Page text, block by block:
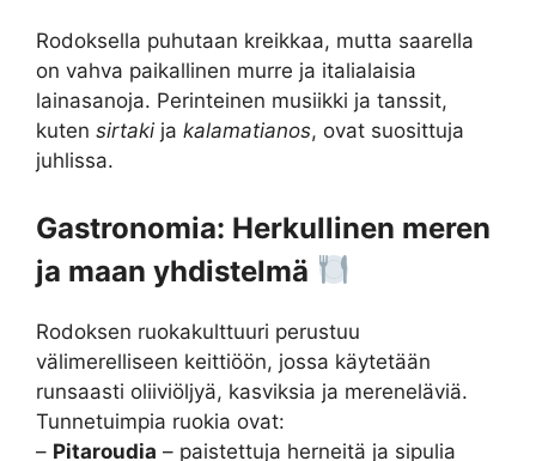
Rodoksella puhutaan kreikkaa, mutta saarella
on vahva paikallinen murre ja italialaisia
lainasanoja. Perinteinen musiikki ja tanssit,
kuten sirtaki ja kalamatianos, ovat suosittuja
juhlissa.
Gastronomia: Herkullinen meren
ja maan yhdistelmä
Rodoksen ruokakulttuuri perustuu
välimerelliseen keittiöön, jossa käytetään
runsaasti oliiviöljyä, kasviksia ja mereneläviä.
Tunnetuimpia ruokia ovat:
– Pitaroudia – paistettuja herneitä ja sipulia